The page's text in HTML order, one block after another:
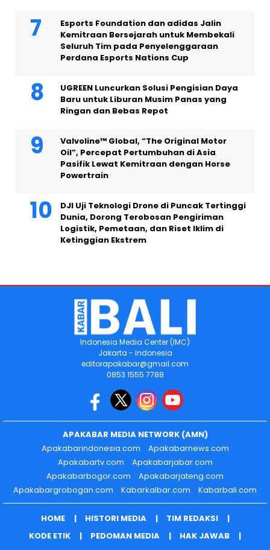
Esports Foundation dan adidas Jalin
Kemitraan Bersejarah untuk Membekali
Seluruh Tim pada Penyelenggaraan
Perdana Esports Nations Cup
UGREEN Luncurkan Solusi Pengisian Daya
Baru untuk Liburan Musim Panas yang
Ringan dan Bebas Repot
Valvoline™ Global, “The Original Motor
Oil”, Percepat Pertumbuhan di Asia
Pasifik Lewat Kemitraan dengan Horse
Powertrain
DJI Uji Teknologi Drone di Puncak Tertinggi
Dunia, Dorong Terobosan Pengiriman
Logistik, Pemetaan, dan Riset Iklim di
Ketinggian Ekstrem
Indonesia Media Center (IMC)
Jakarta - Indonesia
editorapakabar@gmail.com
0853 1555 7788
APAKABAR MEDIA NETWORK (AMN)
Apakabarindonesia.com
Apakabarnews.com
Apakabartv.com
Apakabarjabar.com
Apakabarbogor.com
Apakabarjateng.com
Apakabargrobogan.com
Kabarkalbar.com Kabarbali.com
HOME HISTORI MEDIA
TIM REDAKSI
KODE ETIK
PEDOMAN MEDIA
HAK JAWAB